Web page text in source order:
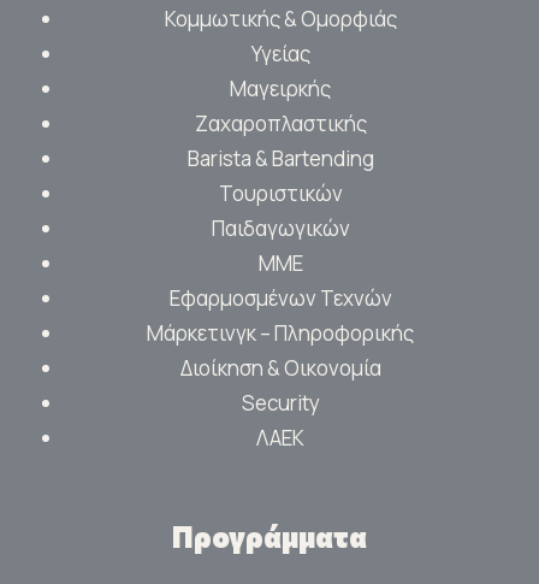
Κομμωτικής & Ομορφιάς
Υγείας
Μαγειρκής
Ζαχαροπλαστικής
Barista & Bartending
Τουριστικών
Παιδαγωγικών
ΜΜΕ
Εφαρμοσμένων Τεχνών
Μάρκετινγκ – Πληροφορικής
Διοίκηση & Οικονομία
Security
ΛΑΕΚ
Προγράμματα